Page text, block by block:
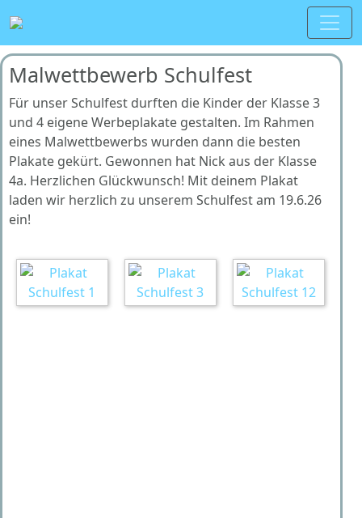
Malwettbewerb Schulfest
Für unser Schulfest durften die Kinder der Klasse 3
und 4 eigene Werbeplakate gestalten. Im Rahmen
eines Malwettbewerbs wurden dann die besten
Plakate gekürt. Gewonnen hat Nick aus der Klasse
4a. Herzlichen Glückwunsch! Mit deinem Plakat
laden wir herzlich zu unserem Schulfest am 19.6.26
ein!